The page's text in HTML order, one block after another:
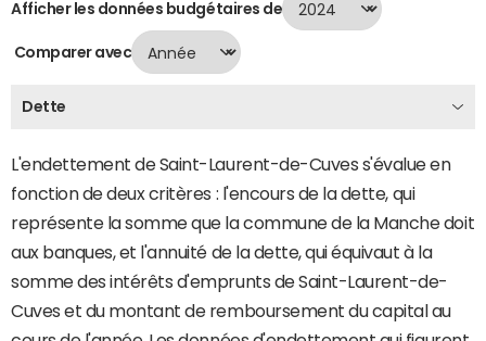
Afficher les données budgétaires de
Comparer avec
Dette
L'endettement de Saint-Laurent-de-Cuves s'évalue en
fonction de deux critères : l'encours de la dette, qui
représente la somme que la commune de la Manche doit
aux banques, et l'annuité de la dette, qui équivaut à la
somme des intérêts d'emprunts de Saint-Laurent-de-
Cuves et du montant de remboursement du capital au